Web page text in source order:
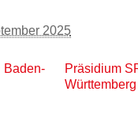
2025
Baden-
Präsidium
Württemberg